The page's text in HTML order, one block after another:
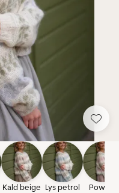
Kald beige Lys petrol
Powder